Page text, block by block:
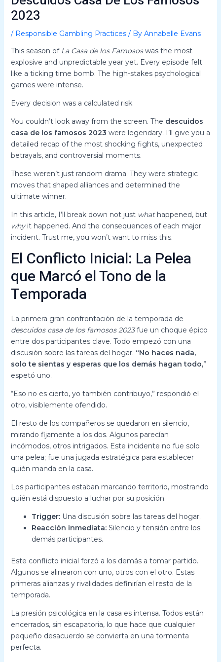
2023
/ Responsible Gambling Practices/ By Annabelle Evans
This season of La Casa de los Famososwas the most
explosive and unpredictable year yet. Every episode felt
like a ticking time bomb. The high-stakes psychological
games were intense.
Every decision was a calculated risk.
You couldn’t look away from the screen. The descuidos
casa de los famosos 2023 were legendary. I’ll give you a
detailed recap of the most shocking fights, unexpected
betrayals, and controversial moments.
These weren’t just random drama. They were strategic
moves that shaped alliances and determined the
ultimate winner.
In this article, I’ll break down not just whathappened, but
whyit happened. And the consequences of each major
incident. Trust me, you won’t want to miss this.
El Conflicto Inicial: La Pelea
que Marcó el Tono de la
Temporada
La primera gran confrontación de la temporada de
descuidos casa de los famosos 2023fue un choque épico
entre dos participantes clave. Todo empezó con una
discusión sobre las tareas del hogar. “No haces nada,
solo te sientas y esperas que los demás hagan todo,”
espetó uno.
“Eso no es cierto, yo también contribuyo,” respondió el
otro, visiblemente ofendido.
El resto de los compañeros se quedaron en silencio,
mirando fijamente a los dos. Algunos parecían
incómodos, otros intrigados. Este incidente no fue solo
una pelea; fue una jugada estratégica para establecer
quién manda en la casa.
Los participantes estaban marcando territorio, mostrando
quién está dispuesto a luchar por su posición.
Trigger:Una discusión sobre las tareas del hogar.
Reacción inmediata:Silencio y tensión entre los
demás participantes.
Este conflicto inicial forzó a los demás a tomar partido.
Algunos se alinearon con uno, otros con el otro. Estas
primeras alianzas y rivalidades definirían el resto de la
temporada.
La presión psicológica en la casa es intensa. Todos están
encerrados, sin escapatoria, lo que hace que cualquier
pequeño desacuerdo se convierta en una tormenta
perfecta.